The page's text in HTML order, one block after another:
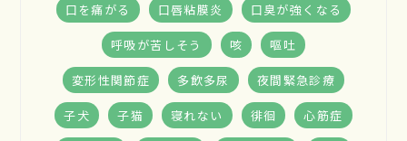
口を痛がる 口唇粘膜炎 口臭が強くなる
呼吸が苦しそう 咳 嘔吐
変形性関節症 多飲多尿 夜間緊急診療
子犬 子猫 寝れない 徘徊 心筋症